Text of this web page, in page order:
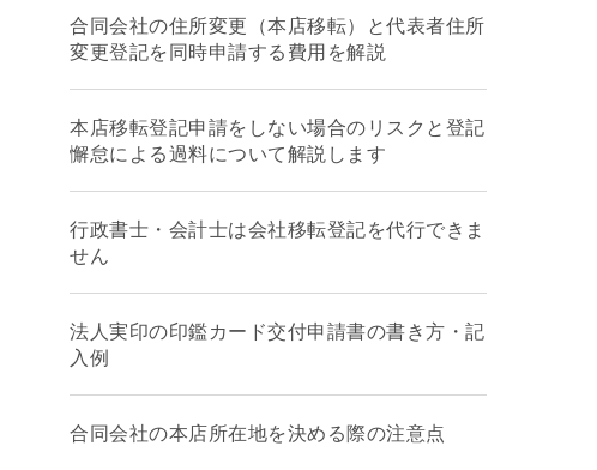
合同会社の住所変更（本店移転）と代表者住所
変更登記を同時申請する費用を解説
本店移転登記申請をしない場合のリスクと登記
懈怠による過料について解説します
行政書士・会計士は会社移転登記を代行できま
せん
法人実印の印鑑カード交付申請書の書き方・記
入例
合同会社の本店所在地を決める際の注意点